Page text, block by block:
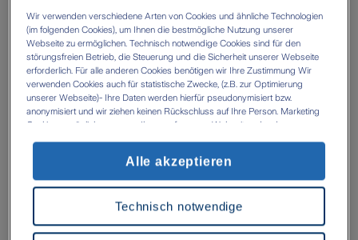
1
Am Heeggraben 3,
63486 Bruchköbel
Wir verwenden verschiedene Arten von Cookies und ähnliche Technologien
(im folgenden Cookies), um Ihnen die bestmögliche Nutzung unserer
Webseite zu ermöglichen. Technisch notwendige Cookies sind für den
störungsfreien Betrieb, die Steuerung und die Sicherheit unserer Webseite
erforderlich. Für alle anderen Cookies benötigen wir Ihre Zustimmung Wir
verwenden Cookies auch für statistische Zwecke, (z.B. zur Optimierung
unserer Webseite)- Ihre Daten werden hierfür pseudonymisiert bzw.
anonymisiert und wir ziehen keinen Rückschluss auf Ihre Person. Marketing
Cookies ermöglichen es uns, Ihnen auf unserer Webseite oder den
akzeptieren' erlauben Sie uns die Datenverarbeitung durch sämtliche dieser
Cookies durch uns oder unsere technologischen Partner, ggf. auch zu eigenen
Google Analytics) kann es zu einer Datenübermittlung in Länder kommen, die
besteht dort das Risiko, dass Behörden die Daten nutzen und analysieren
Technisch notwendige
Alle akzeptieren